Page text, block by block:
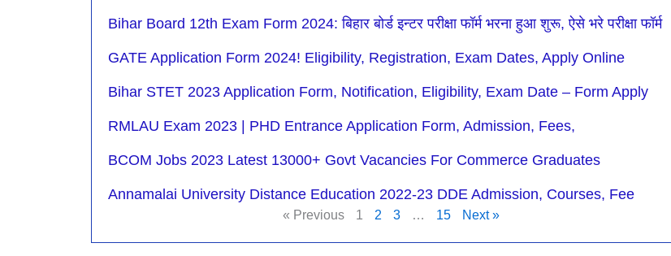
Bihar Board 12th Exam Form 2024: बिहार बोर्ड इन्टर परीक्षा फॉर्म भरना हुआ शुरू, ऐसे भरे परीक्षा फॉर्म
GATE Application Form 2024! Eligibility, Registration, Exam Dates, Apply Online
Bihar STET 2023 Application Form, Notification, Eligibility, Exam Date – Form Apply
RMLAU Exam 2023 | PHD Entrance Application Form, Admission, Fees,
BCOM Jobs 2023 Latest 13000+ Govt Vacancies For Commerce Graduates
Annamalai University Distance Education 2022-23 DDE Admission, Courses, Fee
« Previous 1 2 3 … 15 Next »